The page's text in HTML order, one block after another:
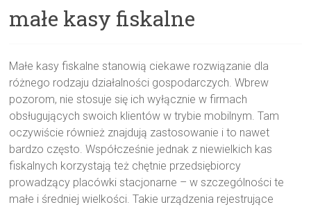
małe kasy fiskalne
Małe kasy fiskalne stanowią ciekawe rozwiązanie dla
różnego rodzaju działalności gospodarczych. Wbrew
pozorom, nie stosuje się ich wyłącznie w firmach
obsługujących swoich klientów w trybie mobilnym. Tam
oczywiście również znajdują zastosowanie i to nawet
bardzo często. Współcześnie jednak z niewielkich kas
fiskalnych korzystają też chętnie przedsiębiorcy
prowadzący placówki stacjonarne – w szczególności te
małe i średniej wielkości. Takie urządzenia rejestrujące